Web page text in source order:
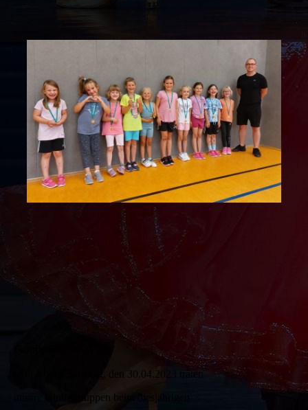
Am letzten Samstag, den 30.04.2023 traten
unsere Kindergruppen beim diesjährigen